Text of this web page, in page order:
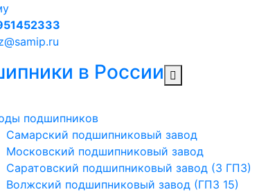
в России
подшипников
Cамарский подшипниковый завод
Московский подшипниковый завод
Саратовский подшипниковый завод (3 ГПЗ)
Волжский подшипниковый завод (ГПЗ 15)